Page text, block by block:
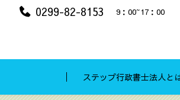
0299-82-8153 9：00~17：00
ステップ行政書士法人と